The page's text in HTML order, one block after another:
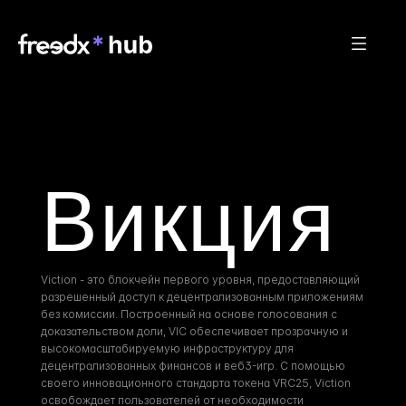
Викция
Viction - это блокчейн первого уровня, предоставляющий
разрешенный доступ к децентрализованным приложениям
без комиссии. Построенный на основе голосования с
доказательством доли, VIC обеспечивает прозрачную и
высокомасштабируемую инфраструктуру для
децентрализованных финансов и веб3-игр. С помощью
своего инновационного стандарта токена VRC25, Viction
освобождает пользователей от необходимости